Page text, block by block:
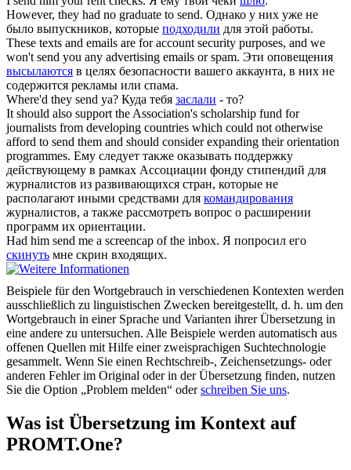
However, they had no graduate to send. Однако у них уже не
было выпускников, которые подходили для этой работы.
These texts and emails are for account security purposes, and we
won'tsend you any advertising emails or spam. Эти оповещения
высылаются в целях безопасности вашего аккаунта, в них не
содержится рекламы или спама.
Where'd they send ya? Куда тебя заслали - то?
It should also support the Association's scholarship fund for
journalists from developing countries which could not otherwise
afford to send them and should consider expanding their orientation
programmes. Ему следует также оказывать поддержку
действующему в рамках Ассоциации фонду стипендий для
журналистов из развивающихся стран, которые не
располагают иными средствами для командирования
журналистов, а также рассмотреть вопрос о расширении
программ их ориентации.
Had him send me a screencap of the inbox. Я попросил его
скинуть мне скрин входящих.
Beispiele für den Wortgebrauch in verschiedenen Kontexten werden
ausschließlich zu linguistischen Zwecken bereitgestellt, d. h. um den
Wortgebrauch in einer Sprache und Varianten ihrer Übersetzung in
eine andere zu untersuchen. Alle Beispiele werden automatisch aus
offenen Quellen mit Hilfe einer zweisprachigen Suchtechnologie
gesammelt. Wenn Sie einen Rechtschreib-, Zeichensetzungs- oder
anderen Fehler im Original oder in der Übersetzung finden, nutzen
Sie die Option „Problem melden“ oderschreiben Sie uns.
Was ist Übersetzung im Kontext auf
PROMT.One?